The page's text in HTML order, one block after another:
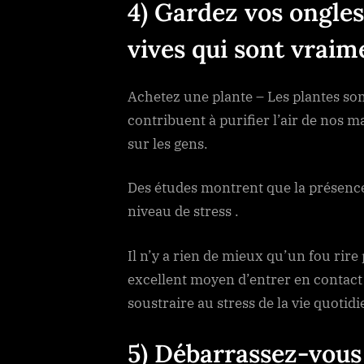
4) Gardez vos
vives qui sont
Achetez une plante – Les plantes
contribuent à purifier l’air de nos
sur les gens.
Des études montrent que la
niveau de stress .
Il n’y a rien de mieux qu’un fou
excellent moyen d’entrer en
soustraire au stress de la vie
5) Débarrassez-